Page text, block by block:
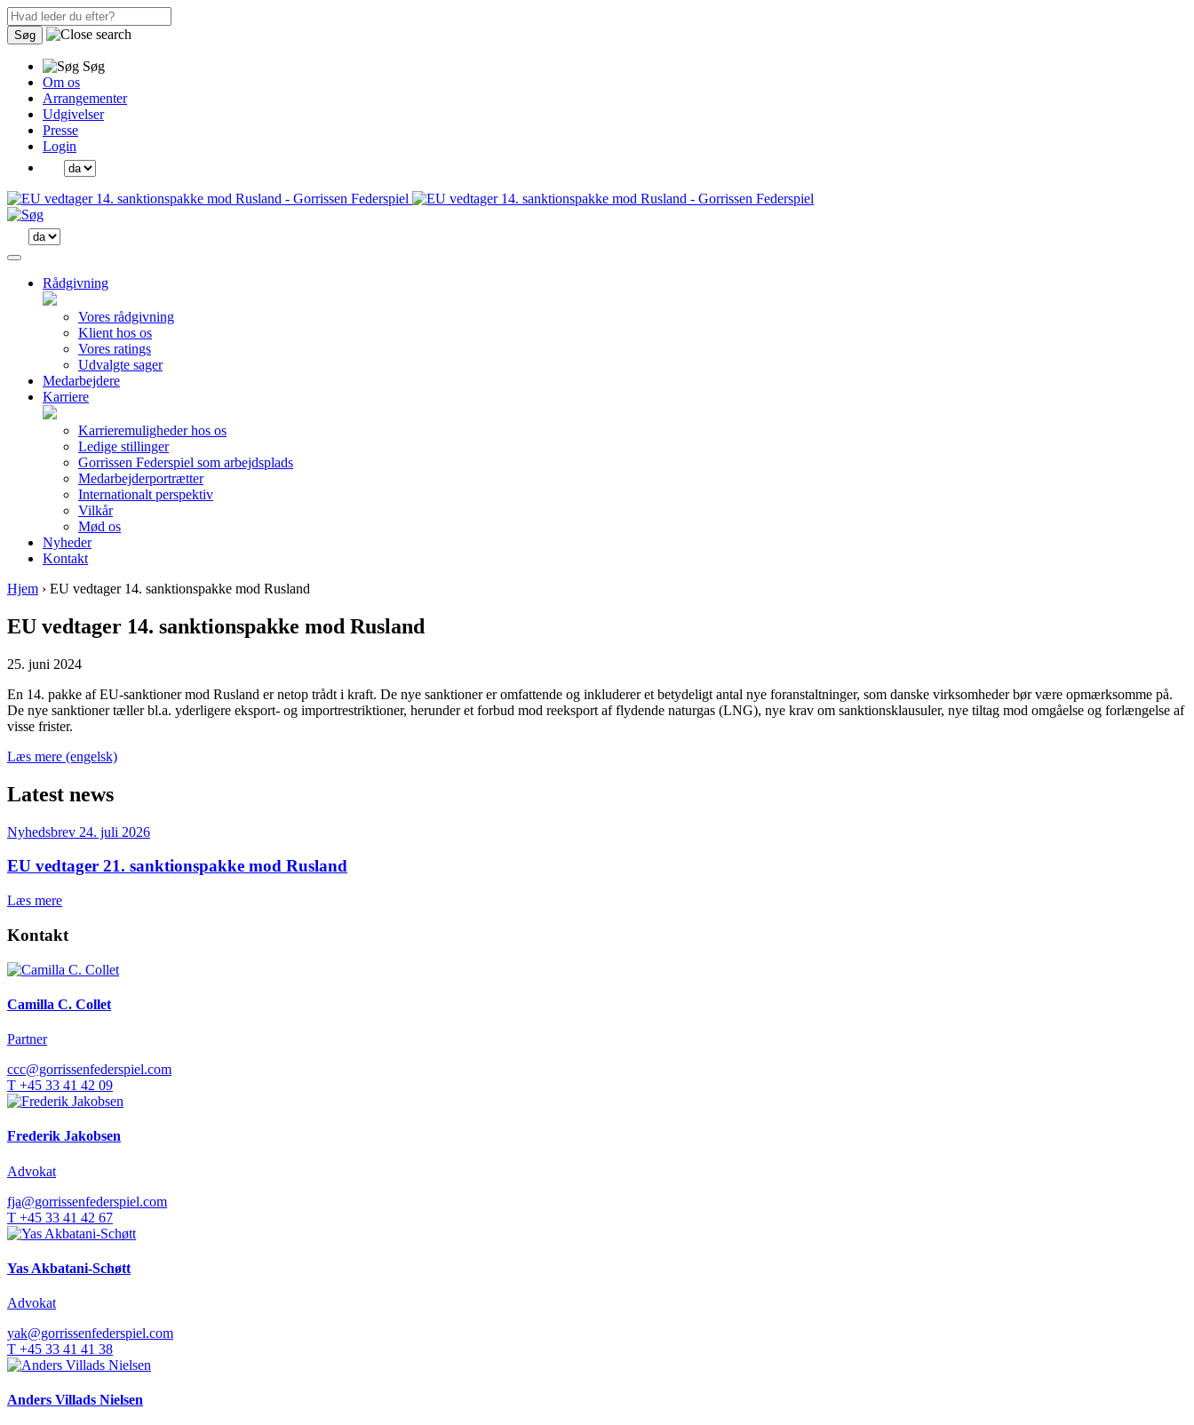
Søg
Søg
Om os
Arrangementer
Udgivelser
Presse
Login
Rådgivning
Vores rådgivning
Klient hos os
Vores ratings
Udvalgte sager
Medarbejdere
Karriere
Karrieremuligheder hos os
Ledige stillinger
Gorrissen Federspiel som arbejdsplads
Medarbejderportrætter
Internationalt perspektiv
Vilkår
Mød os
Nyheder
Kontakt
Hjem › EU vedtager 14. sanktionspakke mod Rusland
EU vedtager 14. sanktionspakke mod Rusland
25. juni 2024
En 14. pakke af EU-sanktioner mod Rusland er netop trådt i kraft. De nye sanktioner er omfattende og inkluderer et betydeligt antal nye foranstaltninger, som danske virksomheder bør være opmærksomme på.
De nye sanktioner tæller bl.a. yderligere eksport- og importrestriktioner, herunder et forbud mod reeksport af flydende naturgas (LNG), nye krav om sanktionsklausuler, nye tiltag mod omgåelse og forlængelse af
visse frister.
Læs mere (engelsk)
Latest news
Nyhedsbrev 24. juli 2026
EU vedtager 21. sanktionspakke mod Rusland
Læs mere
Kontakt
Camilla C. Collet
Partner
ccc@gorrissenfederspiel.com
T +45 33 41 42 09
Frederik Jakobsen
Advokat
fja@gorrissenfederspiel.com
T +45 33 41 42 67
Yas Akbatani-Schøtt
Advokat
yak@gorrissenfederspiel.com
T +45 33 41 41 38
Anders Villads Nielsen